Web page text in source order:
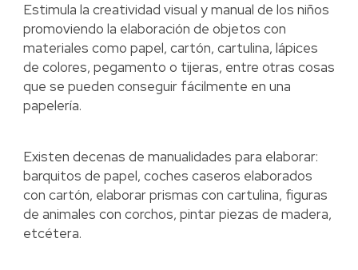
Estimula la creatividad visual y manual de los niños
promoviendo la elaboración de objetos con
materiales como papel, cartón, cartulina, lápices
de colores, pegamento o tijeras, entre otras cosas
que se pueden conseguir fácilmente en una
papelería.
Existen decenas de manualidades para elaborar:
barquitos de papel, coches caseros elaborados
con cartón, elaborar prismas con cartulina, figuras
de animales con corchos, pintar piezas de madera,
etcétera.